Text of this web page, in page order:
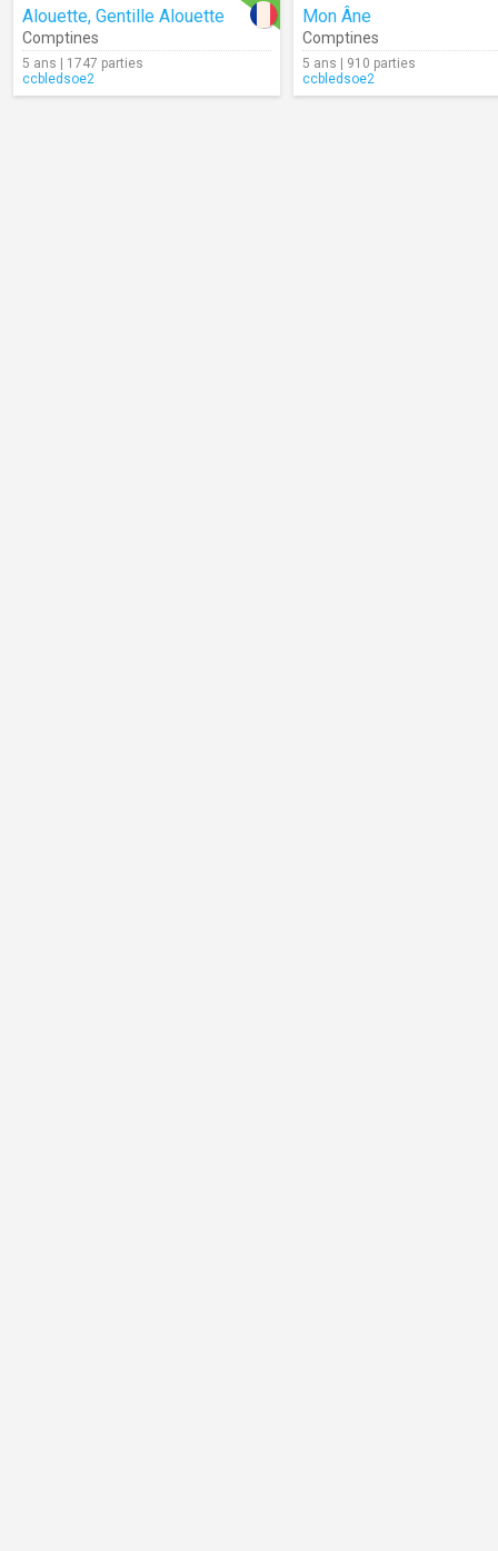
Alouette, Gentille Alouette
Comptines
5 ans | 1747 parties
ccbledsoe2
Mon Âne
Comptines
5 ans | 910 parties
ccbledsoe2